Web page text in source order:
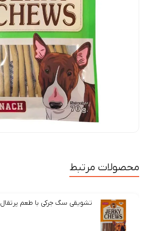
محصولات مرتبط
تشویقی سگ جرکی با طعم پرتقال